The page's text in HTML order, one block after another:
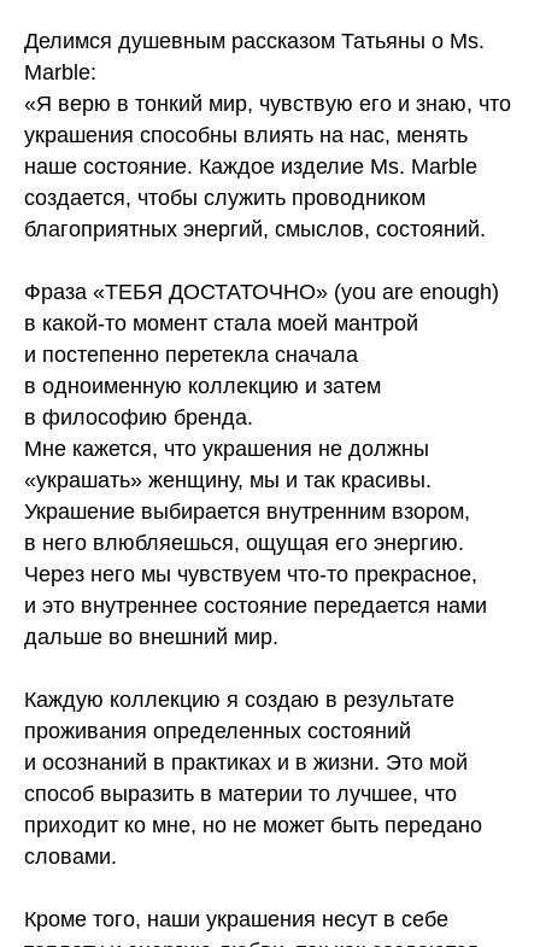
Делимся душевным рассказом Татьяны о Ms.
Marble:
«Я верю в тонкий мир, чувствую его и знаю, что
украшения способны влиять на нас, менять
наше состояние. Каждое изделие Ms. Marble
создается, чтобы служить проводником
благоприятных энергий, смыслов, состояний.
Фраза «ТЕБЯ ДОСТАТОЧНО» (you are enough)
в какой-то момент стала моей мантрой
и постепенно перетекла сначала
в одноименную коллекцию и затем
в философию бренда.
Мне кажется, что украшения не должны
«украшать» женщину, мы и так красивы.
Украшение выбирается внутренним взором,
в него влюбляешься, ощущая его энергию.
Через него мы чувствуем что-то прекрасное,
и это внутреннее состояние передается нами
дальше во внешний мир.
Каждую коллекцию я создаю в результате
проживания определенных состояний
и осознаний в практиках и в жизни. Это мой
способ выразить в материи то лучшее, что
приходит ко мне, но не может быть передано
словами.
Кроме того, наши украшения несут в себе